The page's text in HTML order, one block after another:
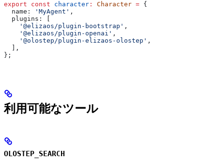
export const character : Character = {
  name:
'MyAgent' ,
  plugins:
    '@elizaos/plugin-bootstrap'
,
    '@elizaos/plugin-openai'
,
    '@olostep/plugin-elizaos-olostep'
,
  ],
};
利用可能なツール
OLOSTEP_SEARCH